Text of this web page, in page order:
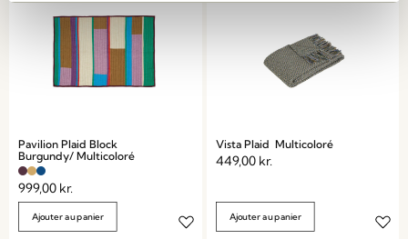
Pavilion Plaid Block
Burgundy/ Multicoloré
999,00 kr.
Ajouter au panier
Vista Plaid Multicoloré
449,00 kr.
Ajouter au panier